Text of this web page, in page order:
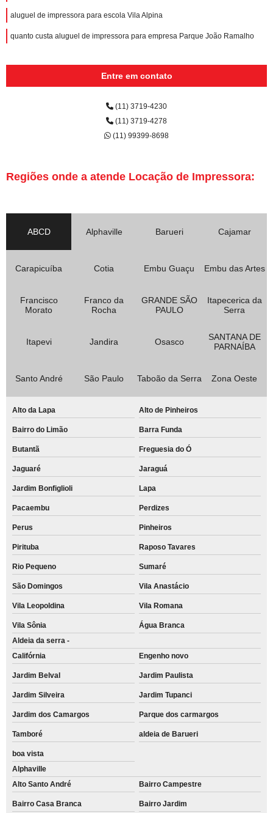
aluguel de impressora para escola Vila Alpina
quanto custa aluguel de impressora para empresa Parque João Ramalho
Entre em contato
(11) 3719-4230
(11) 3719-4278
(11) 99399-8698
Regiões onde a atende Locação de Impressora:
ABCD Alphaville Barueri Cajamar
Carapicuíba Cotia Embu Guaçu Embu das Artes
Francisco
Morato
Franco da
Rocha
GRANDE SÃO
PAULO
Itapecerica da
Serra
Itapevi Jandira Osasco
SANTANA DE
PARNAÍBA
Santo André São Paulo Taboão da Serra Zona Oeste
Alto da Lapa Alto de Pinheiros
Bairro do Limão Barra Funda
Butantã Freguesia do Ó
Jaguaré Jaraguá
Jardim Bonfiglioli Lapa
Pacaembu Perdizes
Perus Pinheiros
Pirituba Raposo Tavares
Rio Pequeno Sumaré
São Domingos Vila Anastácio
Vila Leopoldina Vila Romana
Vila Sônia
Água Branca
Aldeia da serra -
Califórnia
Engenho novo
Jardim Belval Jardim Paulista
Jardim Silveira Jardim Tupanci
Jardim dos Camargos Parque dos carmargos
Tamboré aldeia de Barueri
boa vista
Alphaville
Alto Santo André
Bairro Campestre
Bairro Casa Branca Bairro Jardim